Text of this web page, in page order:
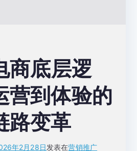
商底层逻
营到体验的
路变革
年2月28日发表在营销推广